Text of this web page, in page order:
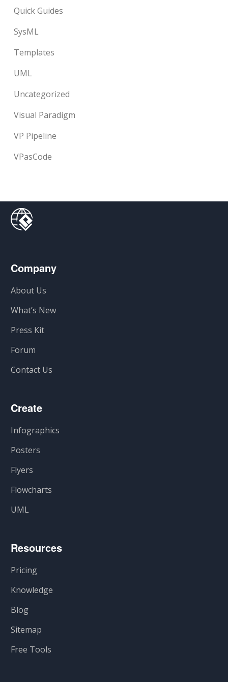
Quick Guides
SysML
Templates
UML
Uncategorized
Visual Paradigm
VP Pipeline
VPasCode
Company
About Us
What’s New
Press Kit
Forum
Contact Us
Create
Infographics
Posters
Flyers
Flowcharts
UML
Resources
Pricing
Knowledge
Blog
Sitemap
Free Tools